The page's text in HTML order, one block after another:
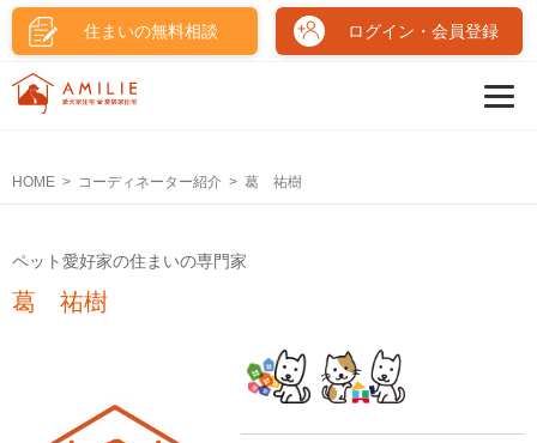
住まいの無料相談 ログイン・会員登録
HOME コーディネーター紹介 葛 祐樹
ペット愛好家の住まいの専門家
葛 祐樹